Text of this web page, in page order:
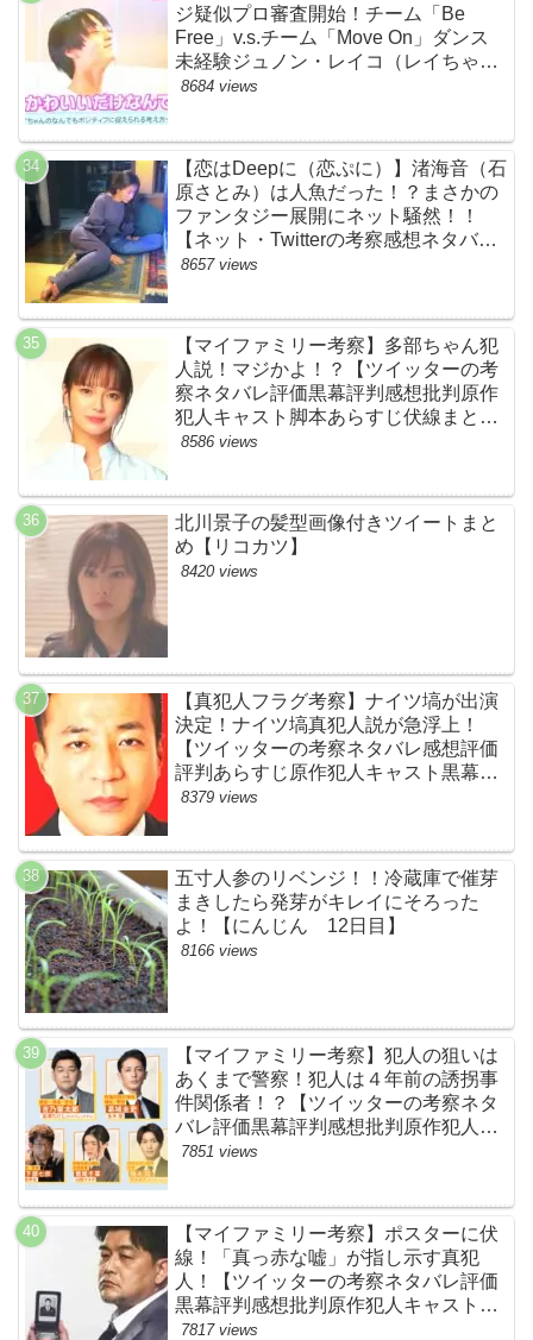
ジ疑似プロ審査開始！チーム「Be
Free」v.s.チーム「Move On」ダンス
未経験ジュノン・レイコ（レイちゃ
ん）頑張れ！ルイルイかわいすぎる
BE:FIRST・ビーファースト】
8684 views
【恋はDeepに（恋ぷに）】渚海音（石
原さとみ）は人魚だった！？まさかの
ファンタジー展開にネット騒然！！
【ネット・Twitterの考察感想ネタバレ
評価評判あらすじまとめ】
8657 views
【マイファミリー考察】多部ちゃん犯
人説！マジかよ！？【ツイッターの考
察ネタバレ評価黒幕評判感想批判原作
犯人キャスト脚本あらすじ伏線まと
め・多部未華子】
8586 views
北川景子の髪型画像付きツイートまと
め【リコカツ】
8420 views
【真犯人フラグ考察】ナイツ塙が出演
決定！ナイツ塙真犯人説が急浮上！
【ツイッターの考察ネタバレ感想評価
評判あらすじ原作犯人キャスト黒幕伏
線まとめ】
8379 views
五寸人参のリベンジ！！冷蔵庫で催芽
まきしたら発芽がキレイにそろった
よ！【にんじん 12日目】
8166 views
【マイファミリー考察】犯人の狙いは
あくまで警察！犯人は４年前の誘拐事
件関係者！？【ツイッターの考察ネタ
バレ評価黒幕評判感想批判原作犯人キ
ャスト脚本あらすじ伏線まとめ】
7851 views
【マイファミリー考察】ポスターに伏
線！「真っ赤な嘘」が指し示す真犯
人！【ツイッターの考察ネタバレ評価
黒幕評判感想批判原作犯人キャスト脚
本あらすじ伏線まとめ・吉乃栄太郎】
7817 views